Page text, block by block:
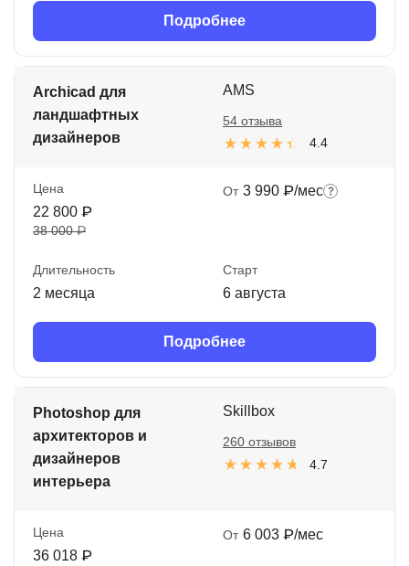
Подробнее
Archicad для
ландшафтных
дизайнеров
AMS
4.4
54 отзыва
Цена
22 800 ₽
38 000 ₽
От 3 990 ₽/мес
Длительность
2 месяца
Старт
6 августа
Подробнее
Photoshop для
архитекторов и
дизайнеров
интерьера
Skillbox
4.7
260 отзывов
Цена
36 018 ₽
От 6 003 ₽/мес